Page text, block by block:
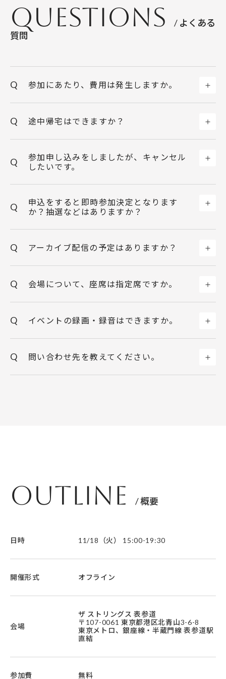
Questions
/ よくある
質問
Q 参加にあたり、費用は発生しますか。
Q 途中帰宅はできますか？
Q
参加申し込みをしましたが、キャンセル
したいです。
Q
申込をすると即時参加決定となります
か？抽選などはありますか？
Q アーカイブ配信の予定はありますか？
Q 会場について、座席は指定席ですか。
Q イベントの録画・録音はできますか。
Q 問い合わせ先を教えてください。
Outline / 概要
日時 11/18（火） 15:00-19:30
開催形式 オフライン
会場
ザ ストリングス 表参道
〒107-0061 東京都港区北青山3-6-8
東京メトロ、銀座線・半蔵門線 表参道駅
直結
参加費 無料